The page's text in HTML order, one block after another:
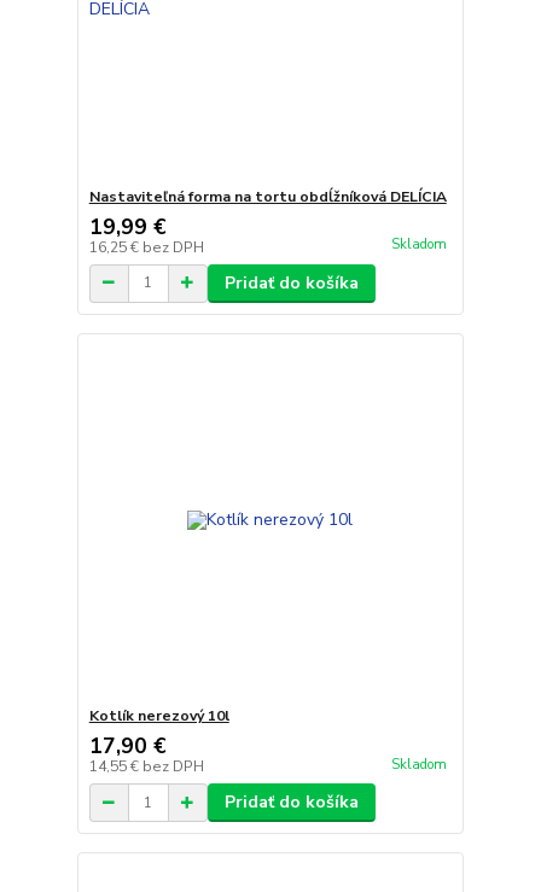
Nastaviteľná forma na tortu obdĺžníková DELÍCIA
19,99 €
16,25 € bez DPH Skladom
Pridať do košíka
Kotlík nerezový 10l
17,90 €
14,55 € bez DPH Skladom
Pridať do košíka